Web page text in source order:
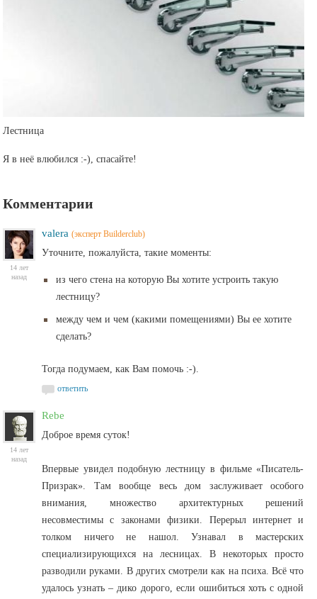
Лестница
Я в неё влюбился :-), спасайте!
Комментарии
14 лет
назад
valera (эксперт Builderclub)
Уточните, пожалуйста, такие моменты:
из чего стена на которую Вы хотите устроить такую
лестницу?
между чем и чем (какими помещениями) Вы ее хотите
сделать?
Тогда подумаем, как Вам помочь :-).
ответить
14 лет
назад
Rebe
Доброе время суток!
Впервые увидел подобную лестницу в фильме «Писатель-
Призрак». Там вообще весь дом заслуживает особого
внимания, множество архитектурных решений
несовместимы с законами физики. Перерыл интернет и
толком ничего не нашол. Узнавал в мастерских
специализирующихся на лесницах. В некоторых просто
разводили руками. В других смотрели как на психа. Всё что
удалось узнать – дико дорого, если ошибиться хоть с одной